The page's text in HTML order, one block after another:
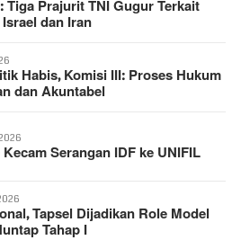
Tiga Prajurit TNI Gugur Terkait
dan Iran
Habis, Komisi III: Proses Hukum
dan Akuntabel
Serangan IDF ke UNIFIL
Tapsel Dijadikan Role Model
Tahap I